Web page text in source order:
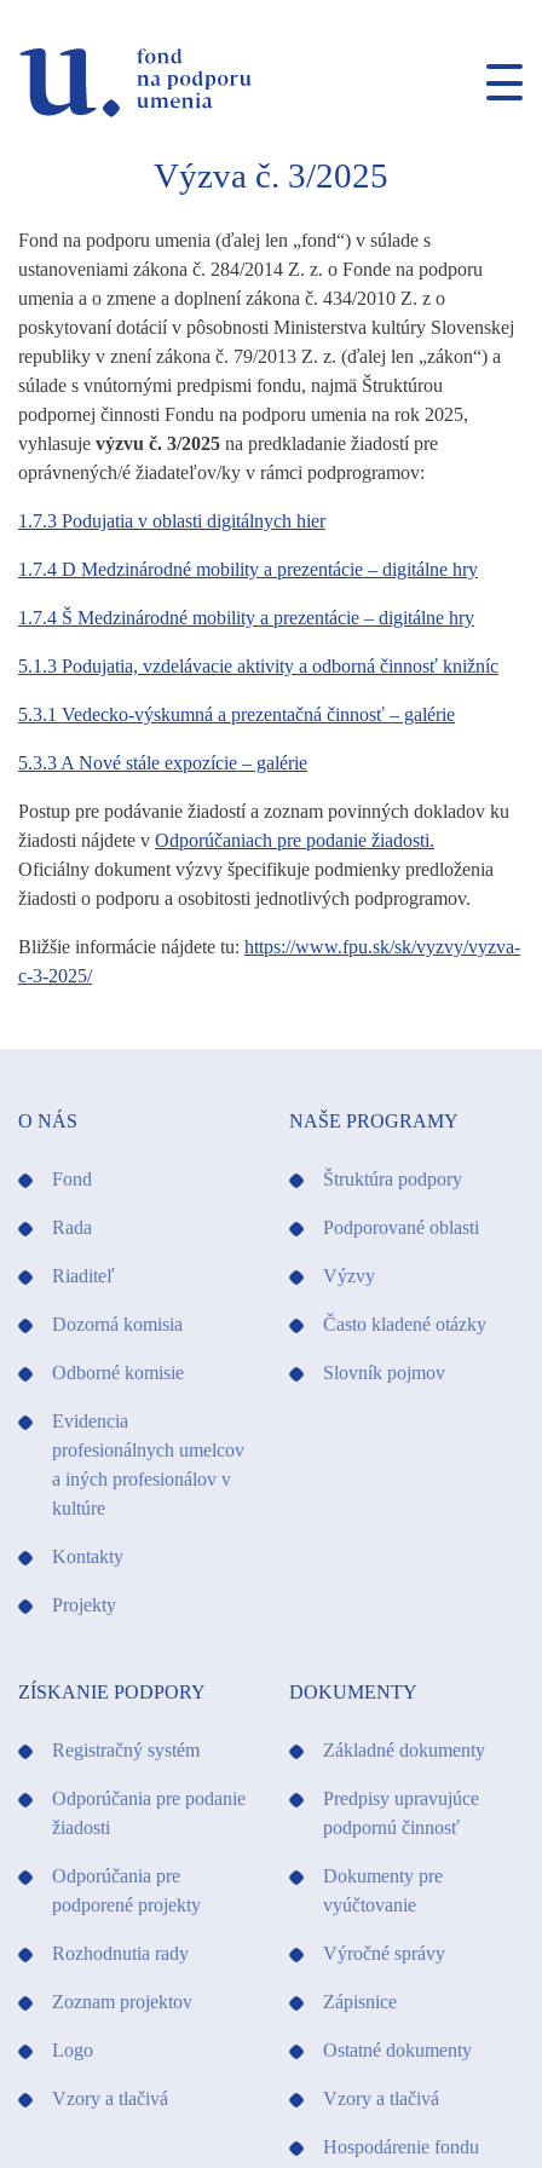
Výzva č. 3/2025
Fond na podporu umenia (ďalej len „fond“) v súlade s
ustanoveniami zákona č. 284/2014 Z. z. o Fonde na podporu
umenia a o zmene a doplnení zákona č. 434/2010 Z. z o
poskytovaní dotácií v pôsobnosti Ministerstva kultúry Slovenskej
republiky v znení zákona č. 79/2013 Z. z. (ďalej len „zákon“) a
súlade s vnútornými predpismi fondu, najmä Štruktúrou
podpornej činnosti Fondu na podporu umenia na rok 2025,
vyhlasuje výzvu č. 3/2025 na predkladanie žiadostí pre
oprávnených/é žiadateľov/ky v rámci podprogramov:
1.7.3 Podujatia v oblasti digitálnych hier
1.7.4 D Medzinárodné mobility a prezentácie – digitálne hry
1.7.4 Š Medzinárodné mobility a prezentácie – digitálne hry
5.1.3 Podujatia, vzdelávacie aktivity a odborná činnosť knižníc
5.3.1 Vedecko-výskumná a prezentačná činnosť – galérie
5.3.3 A Nové stále expozície – galérie
Postup pre podávanie žiadostí a zoznam povinných dokladov ku
žiadosti nájdete v Odporúčaniach pre podanie žiadosti.
Oficiálny dokument výzvy špecifikuje podmienky predloženia
žiadosti o podporu a osobitosti jednotlivých podprogramov.
Bližšie informácie nájdete tu: https://www.fpu.sk/sk/vyzvy/vyzva-
c-3-2025/
O NÁS
Fond
Rada
Riaditeľ
Dozorná komisia
Odborné komisie
Evidencia
profesionálnych umelcov
a iných profesionálov v
kultúre
Kontakty
Projekty
NAŠE PROGRAMY
Štruktúra podpory
Podporované oblasti
Výzvy
Často kladené otázky
Slovník pojmov
ZÍSKANIE PODPORY
Registračný systém
Odporúčania pre podanie
žiadosti
Odporúčania pre
podporené projekty
Rozhodnutia rady
Zoznam projektov
Logo
Vzory a tlačivá
DOKUMENTY
Základné dokumenty
Predpisy upravujúce
podpornú činnosť
Dokumenty pre
vyúčtovanie
Výročné správy
Zápisnice
Ostatné dokumenty
Vzory a tlačivá
Hospodárenie fondu